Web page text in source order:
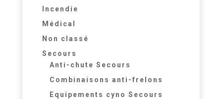
Incendie
Médical
Non classé
Secours
Anti-chute Secours
Combinaisons anti-frelons
Equipements cyno Secours